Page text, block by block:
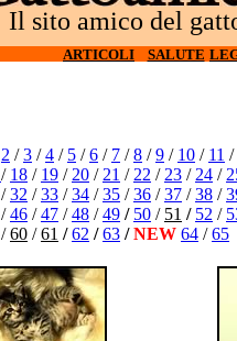
2 /3 /4 / 5 /6 / 7 /8 /9 / 10 / 11 /
/ 18 / 19 / 20 / 21 / 22 / 23 / 24 /
/32 /33 /34 /35 /36 /37 /38 /
/46 /47 /48 / 49 / 50 / 51 / 52 /
/ 60 / 61 / 62 / 63 /NEW 64 /65
ARTICOLI SALUTE
Il sito amico del
ARTICOLI SALUTE